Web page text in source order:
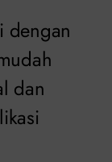
dengan
dan